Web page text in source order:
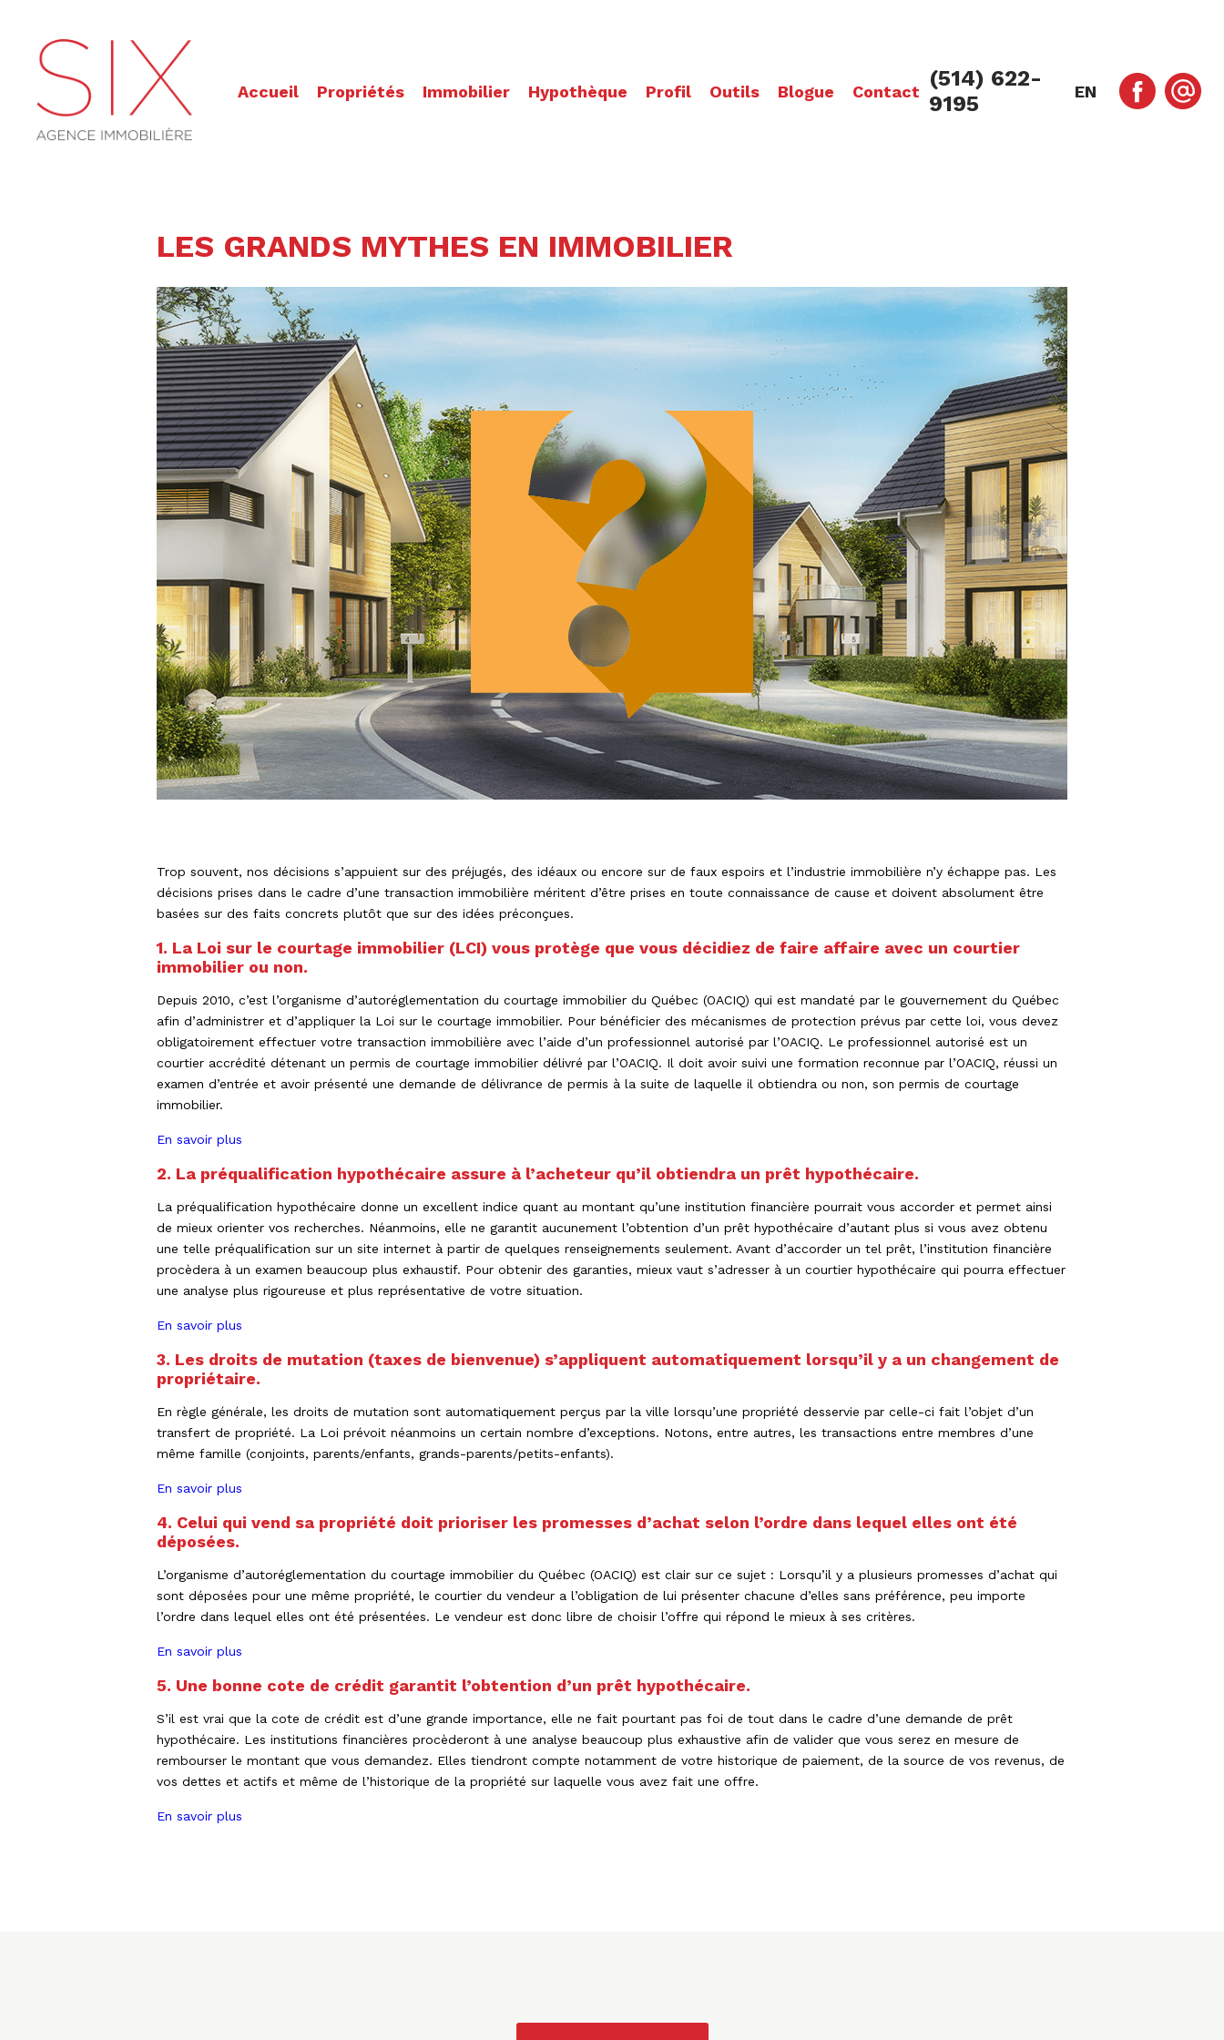
Accueil Propriétés Immobilier Hypothèque Profil Outils Blogue Contact
(514) 622-
9195
EN
LES GRANDS MYTHES EN IMMOBILIER
Trop souvent, nos décisions s’appuient sur des préjugés, des idéaux ou encore sur de faux espoirs et l’industrie immobilière n’y échappe pas. Les
décisions prises dans le cadre d’une transaction immobilière méritent d’être prises en toute connaissance de cause et doivent absolument être
basées sur des faits concrets plutôt que sur des idées préconçues.
1. La Loi sur le courtage immobilier (LCI) vous protège que vous décidiez de faire affaire avec un courtier
immobilier ou non.
Depuis 2010, c’est l’organisme d’autoréglementation du courtage immobilier du Québec (OACIQ) qui est mandaté par le gouvernement du Québec
afin d’administrer et d’appliquer la Loi sur le courtage immobilier. Pour bénéficier des mécanismes de protection prévus par cette loi, vous devez
obligatoirement effectuer votre transaction immobilière avec l’aide d’un professionnel autorisé par l’OACIQ. Le professionnel autorisé est un
courtier accrédité détenant un permis de courtage immobilier délivré par l’OACIQ. Il doit avoir suivi une formation reconnue par l’OACIQ, réussi un
examen d’entrée et avoir présenté une demande de délivrance de permis à la suite de laquelle il obtiendra ou non, son permis de courtage
immobilier.
En savoir plus
2. La préqualification hypothécaire assure à l’acheteur qu’il obtiendra un prêt hypothécaire.
La préqualification hypothécaire donne un excellent indice quant au montant qu’une institution financière pourrait vous accorder et permet ainsi
de mieux orienter vos recherches. Néanmoins, elle ne garantit aucunement l’obtention d’un prêt hypothécaire d’autant plus si vous avez obtenu
une telle préqualification sur un site internet à partir de quelques renseignements seulement. Avant d’accorder un tel prêt, l’institution financière
procèdera à un examen beaucoup plus exhaustif. Pour obtenir des garanties, mieux vaut s’adresser à un courtier hypothécaire qui pourra effectuer
une analyse plus rigoureuse et plus représentative de votre situation.
En savoir plus
3. Les droits de mutation (taxes de bienvenue) s’appliquent automatiquement lorsqu’il y a un changement de
propriétaire.
En règle générale, les droits de mutation sont automatiquement perçus par la ville lorsqu’une propriété desservie par celle-ci fait l’objet d’un
transfert de propriété. La Loi prévoit néanmoins un certain nombre d’exceptions. Notons, entre autres, les transactions entre membres d’une
même famille (conjoints, parents/enfants, grands-parents/petits-enfants).
En savoir plus
4. Celui qui vend sa propriété doit prioriser les promesses d’achat selon l’ordre dans lequel elles ont été
déposées.
L’organisme d’autoréglementation du courtage immobilier du Québec (OACIQ) est clair sur ce sujet : Lorsqu’il y a plusieurs promesses d’achat qui
sont déposées pour une même propriété, le courtier du vendeur a l’obligation de lui présenter chacune d’elles sans préférence, peu importe
l’ordre dans lequel elles ont été présentées. Le vendeur est donc libre de choisir l’offre qui répond le mieux à ses critères.
En savoir plus
5. Une bonne cote de crédit garantit l’obtention d’un prêt hypothécaire.
S’il est vrai que la cote de crédit est d’une grande importance, elle ne fait pourtant pas foi de tout dans le cadre d’une demande de prêt
hypothécaire. Les institutions financières procèderont à une analyse beaucoup plus exhaustive afin de valider que vous serez en mesure de
rembourser le montant que vous demandez. Elles tiendront compte notamment de votre historique de paiement, de la source de vos revenus, de
vos dettes et actifs et même de l’historique de la propriété sur laquelle vous avez fait une offre.
En savoir plus